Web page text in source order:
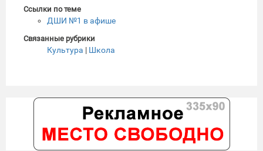
Ссылки по теме
ДШИ №1 в афише
Связанные рубрики
Культура | Школа